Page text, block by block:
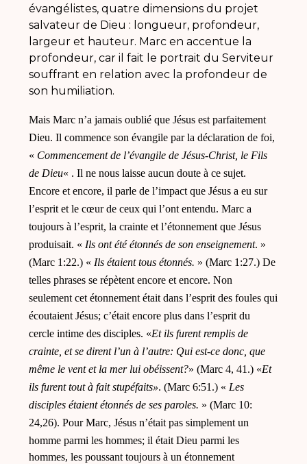
évangélistes, quatre dimensions du projet
salvateur de Dieu : longueur, profondeur,
largeur et hauteur. Marc en accentue la
profondeur, car il fait le portrait du Serviteur
souffrant en relation avec la profondeur de
son humiliation.
Mais Marc n’a jamais oublié que Jésus est parfaitement
Dieu. Il commence son évangile par la déclaration de foi,
« Commencement de l’évangile de Jésus-Christ, le Fils
de Dieu« . Il ne nous laisse aucun doute à ce sujet.
Encore et encore, il parle de l’impact que Jésus a eu sur
l’esprit et le cœur de ceux qui l’ont entendu. Marc a
toujours à l’esprit, la crainte et l’étonnement que Jésus
produisait. « Ils ont été étonnés de son enseignement. »
(Marc 1:22.) « Ils étaient tous étonnés. » (Marc 1:27.) De
telles phrases se répètent encore et encore. Non
seulement cet étonnement était dans l’esprit des foules qui
écoutaient Jésus; c’était encore plus dans l’esprit du
cercle intime des disciples. «Et ils furent remplis de
crainte, et se dirent l’un à l’autre: Qui est-ce donc, que
même le vent et la mer lui obéissent?» (Marc 4, 41.) «Et
ils furent tout à fait stupéfaits». (Marc 6:51.) « Les
disciples étaient étonnés de ses paroles. » (Marc 10:
24,26).Pour Marc, Jésus n’était pas simplement un
homme parmi les hommes; il était Dieu parmi les
hommes, les poussant toujours à un étonnement